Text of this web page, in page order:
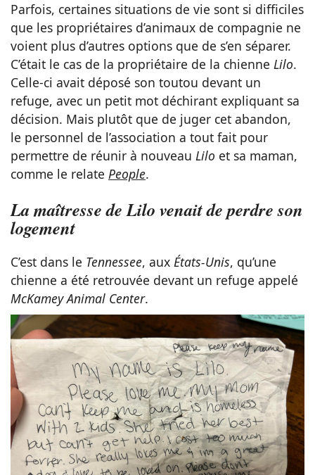
Parfois, certaines situations de vie sont si difficiles
que les propriétaires d’animaux de compagnie ne
voient plus d’autres options que de s’en séparer.
C’était le cas de la propriétaire de la chienne Lilo.
Celle-ci avait déposé son toutou devant un
refuge, avec un petit mot déchirant expliquant sa
décision. Mais plutôt que de juger cet abandon,
le personnel de l’association a tout fait pour
permettre de réunir à nouveau Lilo et sa maman,
comme le relate People.
La maîtresse de Lilo venait de perdre son
logement
C’est dans le Tennessee, aux États-Unis, qu’une
chienne a été retrouvée devant un refuge appelé
McKamey Animal Center.